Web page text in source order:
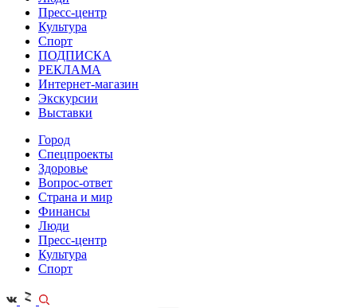
Пресс-центр
Культура
Спорт
ПОДПИСКА
РЕКЛАМА
Интернет-магазин
Экскурсии
Выставки
Город
Спецпроекты
Здоровье
Вопрос-ответ
Страна и мир
Финансы
Люди
Пресс-центр
Культура
Спорт